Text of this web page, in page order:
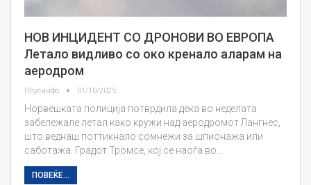
НОВ ИНЦИДЕНТ СО ДРОНОВИ ВО ЕВРОПА
Летало видливо со око кренало аларам на
аеродром
Плусинфо 01/10/2025
Норвешката полиција потврдила дека во неделата
забележале летал како кружи над аеродромот Лангнес,
што веднаш поттикнало сомнежи за шпионажа или
саботажа. Градот Тромсе, кој се наоѓа во…
ПОВЕЌЕ...